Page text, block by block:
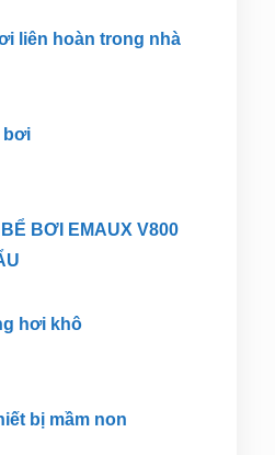
liên hoàn trong nhà
bơi
BƠI EMAUX V800
hơi khô
bị mầm non